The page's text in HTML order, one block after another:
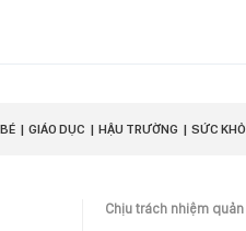
GIÁO DỤC HẬU TRƯỜNG SỨC
Chịu trách nhiệm